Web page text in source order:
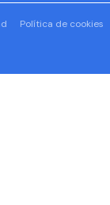
Política de cookies